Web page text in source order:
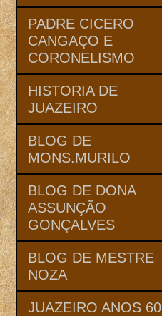
PADRE CICERO
CANGAÇO E
CORONELISMO
HISTORIA DE
JUAZEIRO
BLOG DE
MONS.MURILO
BLOG DE DONA
ASSUNÇÃO
GONÇALVES
BLOG DE MESTRE
NOZA
JUAZEIRO ANOS 60